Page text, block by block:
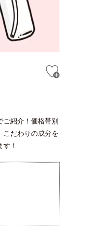
ご紹介！価格帯別
こだわりの成分を
！